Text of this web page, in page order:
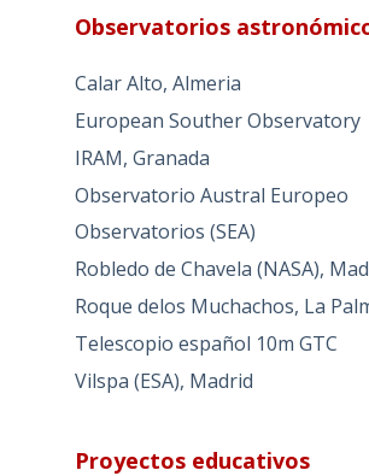
Observatorios
Calar Alto, Almeria
European Souther Observatory
IRAM, Granada
Observatorio Austral Europeo
Observatorios (SEA)
Robledo de Chavela (NASA),
Roque delos Muchachos, La
Telescopio español 10m GTC
Vilspa (ESA), Madrid
Proyectos educativos